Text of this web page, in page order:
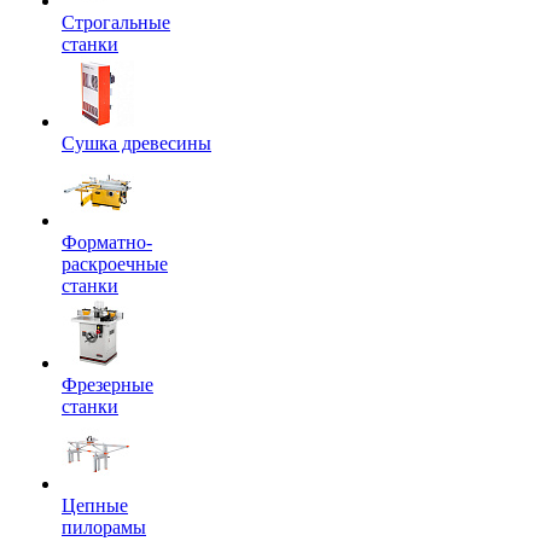
Строгальные
станки
Сушка древесины
Форматно-
раскроечные
станки
Фрезерные
станки
Цепные
пилорамы